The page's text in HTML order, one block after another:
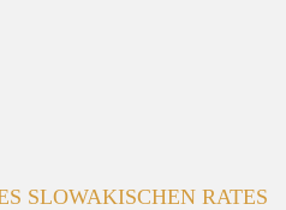
SLOWAKISCHEN RATES